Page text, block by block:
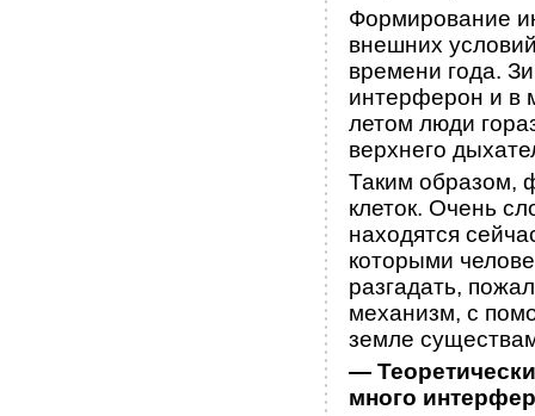
Формирование
внешних
времени года.
интерферон и в
летом люди
верхнего
Таким образом,
клеток. Очень
находятся
которыми
разгадать,
механизм, с
земле
—
много